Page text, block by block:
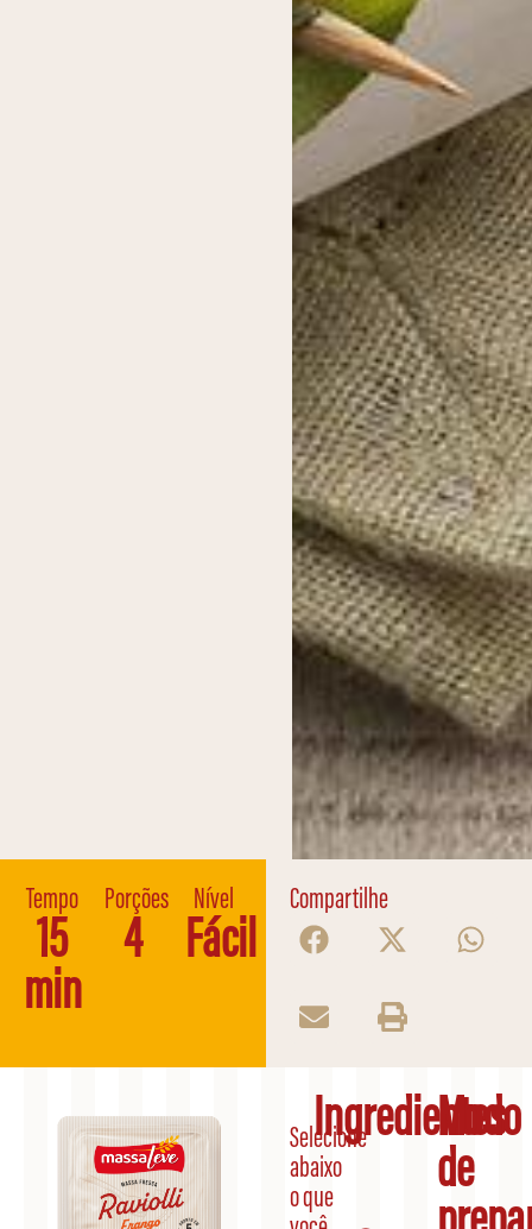
Compartilhe
Tempo
15
min
Porções
4
Nível
Fácil
Ingredientes
Selecione
abaixo
o que
Modo
de